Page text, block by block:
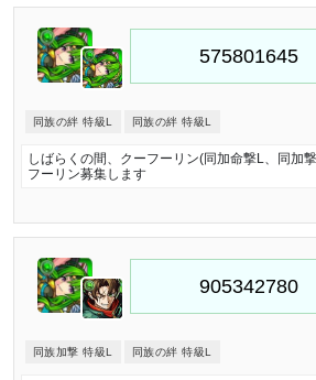
同族の絆 特級L 同族の絆 特級L
しばらくの間、クーフーリン(同加命撃L、同加
フーリン募集します
同族加撃 特級L 同族の絆 特級L